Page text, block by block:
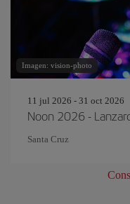
Imagen: vision-photo
11 jul 2026 - 31 oct 2026
Noon 2026 -
Santa Cruz